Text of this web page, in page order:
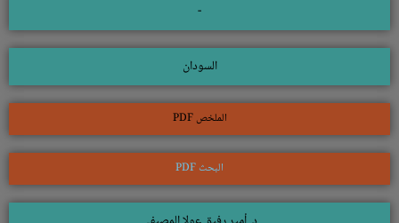
-
السودان
الملخص PDF
البحث PDF